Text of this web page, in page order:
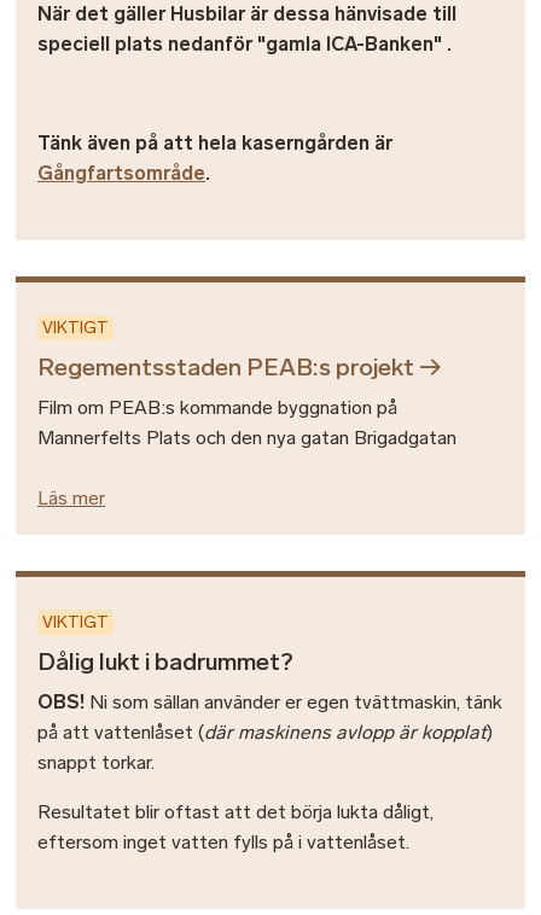
När det gäller Husbilar är dessa hänvisade till
speciell plats nedanför "gamla ICA-Banken" .
Tänk även på att hela kaserngården är
Gångfartsområde.
VIKTIGT
Regementsstaden PEAB:s projekt
Film om PEAB:s kommande byggnation på
Mannerfelts Plats och den nya gatan Brigadgatan
Läs mer
VIKTIGT
Dålig lukt i badrummet?
OBS! Ni som sällan använder er egen tvättmaskin, tänk
på att vattenlåset (där maskinens avlopp är kopplat)
snappt torkar.
Resultatet blir oftast att det börja lukta dåligt,
eftersom inget vatten fylls på i vattenlåset.